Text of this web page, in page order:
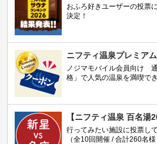
おふろ好きユーザーの投票
決定！
ニフティ温泉プレミア
ノジマモバイル会員向け
格」で人気の温泉を満喫で
【ニフティ温泉 百名湯
行ってみたい施設に投票し
（全10回開催 / 合計260名様